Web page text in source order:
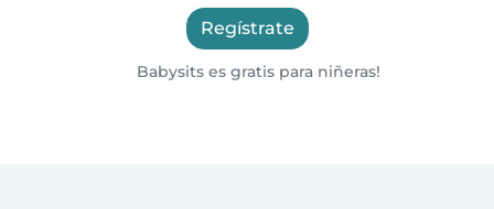
Regístrate
Babysits es gratis para niñeras!